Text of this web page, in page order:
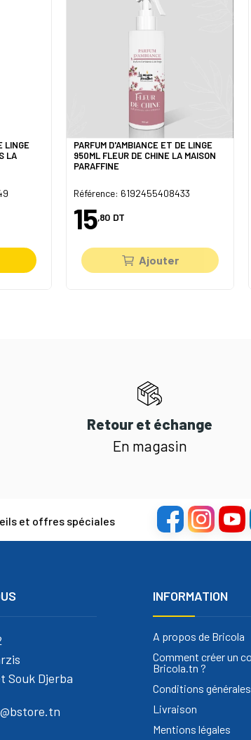
LINGE
LA
PARFUM D'AMBIANCE ET DE LINGE
950ML FLEUR DE CHINE LA MAISON
PARAFFINE
Référence: 6192455408433
15,80 DT
Ajouter
Retour et échange
En magasin
et offres spéciales
Souk Djerba
INFORMATION
A propos de Bricola
Comment créer un
Bricola.tn ?
Conditions
Livraison
Mentions légales